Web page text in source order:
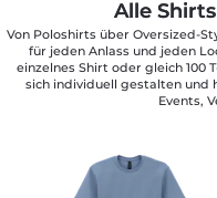
Alle
Von Poloshirts über Oversized-
für jeden Anlass und jeden
einzelnes Shirt oder gleich 100
sich individuell gestalten und
Events,